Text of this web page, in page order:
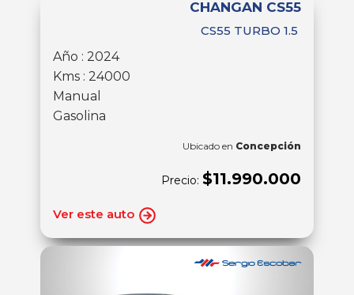
CHANGAN CS55
CS55 TURBO 1.5
Año : 2024
Kms : 24000
Manual
Gasolina
Ubicado en Concepción
Precio: $11.990.000
Ver este auto